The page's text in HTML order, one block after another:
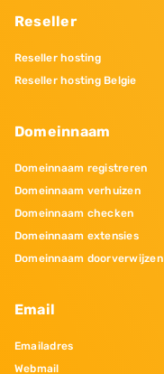
Reseller
Reseller hosting
Reseller hosting Belgie
Domeinnaam
Domeinnaam registreren
Domeinnaam verhuizen
Domeinnaam checken
Domeinnaam extensies
Domeinnaam doorverwijzen
Email
Emailadres
Webmail